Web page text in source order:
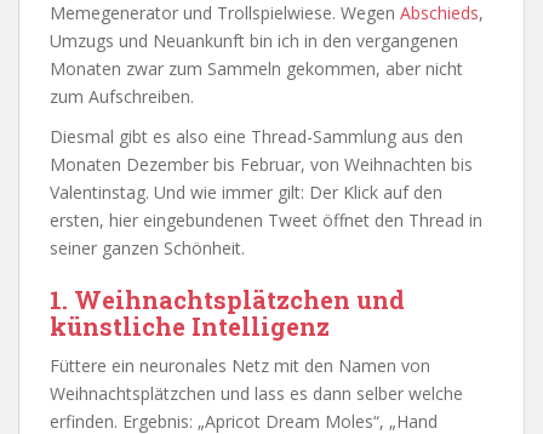
Memegenerator und Trollspielwiese. Wegen Abschieds,
Umzugs und Neuankunft bin ich in den vergangenen
Monaten zwar zum Sammeln gekommen, aber nicht
zum Aufschreiben.
Diesmal gibt es also eine Thread-Sammlung aus den
Monaten Dezember bis Februar, von Weihnachten bis
Valentinstag. Und wie immer gilt: Der Klick auf den
ersten, hier eingebundenen Tweet öffnet den Thread in
seiner ganzen Schönheit.
1. Weihnachtsplätzchen und
künstliche Intelligenz
Füttere ein neuronales Netz mit den Namen von
Weihnachtsplätzchen und lass es dann selber welche
erfinden. Ergebnis: „Apricot Dream Moles“, „Hand